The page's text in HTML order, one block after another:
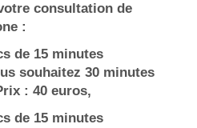
consultation de
:
de 15 minutes
souhaitez 30 minutes
: 40 euros,
de 15 minutes